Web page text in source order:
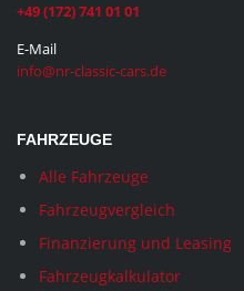
+49 (172) 741 01 01
E-Mail
info@nr-classic-cars.de
FAHRZEUGE
Alle Fahrzeuge
Fahrzeugvergleich
Finanzierung und Leasing
Fahrzeugkalkulator